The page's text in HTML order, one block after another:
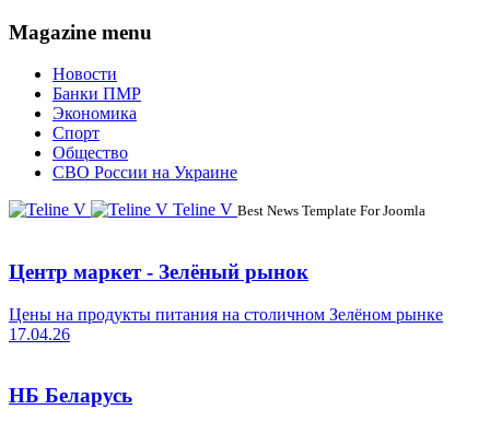
Magazine menu
Новости
Банки ПМР
Экономика
Спорт
Общество
СВО России на Украине
Teline V Best News Template For Joomla
Центр маркет - Зелёный рынок
Цены на продукты питания на столичном Зелёном рынке
17.04.26
НБ Беларусь